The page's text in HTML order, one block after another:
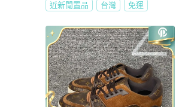
近新閒置品 台灣 免運